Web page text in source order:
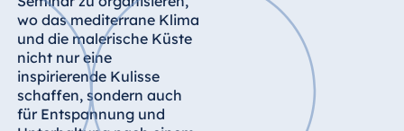
Hotel
Königswinter
Hotel Magdeburg
Hotel München
Hotel Stuttgart
wo das mediterrane Klima
und die malerische Küste
nicht nur eine
inspirierende Kulisse
schaffen, sondern auch
für Entspannung und